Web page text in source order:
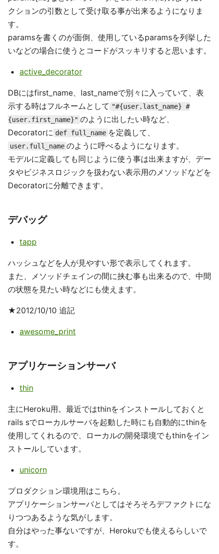
クションの引数として受け取る事が出来るようになりま
す。
paramsを書くのが面倒、使用しているparamsを列挙した
いなどの場合に使うとコードがスッキリすると思います。
active_decorator
DBにはfirst_name、last_nameで別々に入っていて、表
示する時はフルネームとして "#{user.last_name} #
{user.first_name}" のように出したい時など、
Decoratorに def full_name を定義して、
user.full_name のように呼べるようになります。
モデルに定義しても同じように使う事は出来ますが、デー
タやビジネスロジックを扱わない表示用のメソッドなどを
Decoratorに分離できます。
デバッグ
tapp
ハッシュなどを人が見やすい形で表示してくれます。
また、メソッドチェインの間に挟む事も出来るので、中間
の状態を見たい時などにも使えます。
★2012/10/10 追記
awesome_print
アプリケーションサーバ
thin
主にHeroku用。最近ではthinをインストールしておくと
rails sでローカルサーバを起動した時にも自動的にthinを
使用してくれるので、ローカルの開発環境でもthinをイン
ストールしています。
unicorn
プロダクション環境用はこちら。
アプリケーションサーバとしてはそろそろデファクトにな
りつつあるような気がします。
自分はやった事ないですが、Herokuでも使えるらしいで
す。